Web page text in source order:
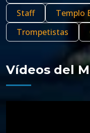
Staff
Templo
Trompetistas
Vídeos del